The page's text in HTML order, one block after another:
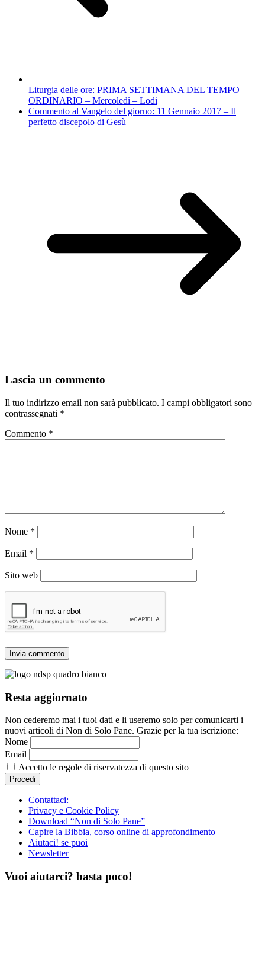
Liturgia delle ore: PRIMA SETTIMANA DEL TEMPO
ORDINARIO – Mercoledì – Lodi
Commento al Vangelo del giorno: 11 Gennaio 2017 – Il
perfetto discepolo di Gesù
Lascia un commento
Il tuo indirizzo email non sarà pubblicato. I campi obbligatori sono
contrassegnati *
Commento *
Nome *
Email *
Sito web
Resta aggiornato
Non cederemo mai i tuoi dati e li useremo solo per comunicarti i
nuovi articoli di Non di Solo Pane. Grazie per la tua iscrizione:
Nome
Email
Accetto le regole di riservatezza di questo sito
Contattaci:
Privacy e Cookie Policy
Download “Non di Solo Pane”
Capire la Bibbia, corso online di approfondimento
Aiutaci! se puoi
Newsletter
Vuoi aiutarci? basta poco!